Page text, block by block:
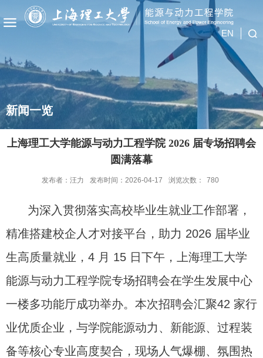
EN
新闻一览
上海理工大学能源与动力工程学院 2026 届专场招聘会
圆满落幕
发布者：汪力 发布时间：2026-04-17 浏览次数： 780
为深入贯彻落实高校毕业生就业工作部署，
精准搭建校企人才对接平台，助力 2026 届毕业
生高质量就业， 4 月 15 日下午，上海理工大学
能源与动力工程学院专场招聘会在学生发展中心
一楼多功能厅成功举办。本次招聘会汇聚42 家行
业优质企业，与学院能源动力、新能源、过程装
备等核心专业高度契合，现场人气爆棚、氛围热